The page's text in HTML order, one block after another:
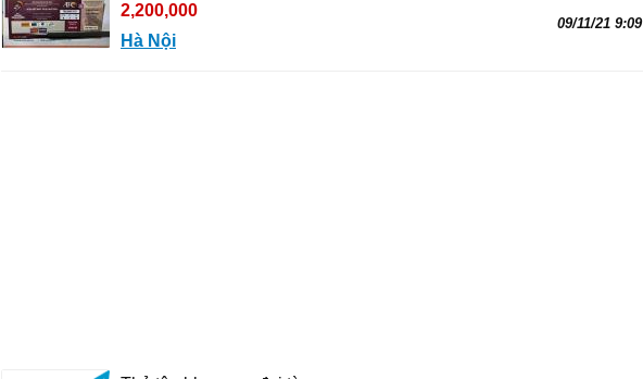
2,200,000
Hà Nội
09/11/21 9:09